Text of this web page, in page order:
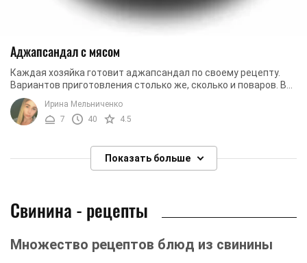
Аджапсандал с мясом
Каждая хозяйка готовит аджапсандал по своему рецепту.
Вариантов приготовления столько же, сколько и поваров. Вы
тоже можете добавлять свои ...
Ирина Мельниченко
7
40 4.5
Показать больше
Свинина - рецепты
Множество рецептов блюд из свинины